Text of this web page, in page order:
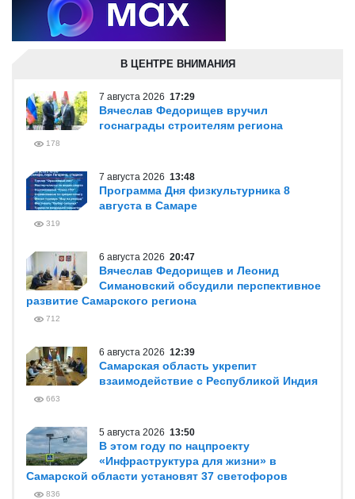
В ЦЕНТРЕ ВНИМАНИЯ
7 августа 2026 17:29
Вячеслав Федорищев вручил
госнаграды строителям региона
178
7 августа 2026 13:48
Программа Дня физкультурника 8
августа в Самаре
319
6 августа 2026 20:47
Вячеслав Федорищев и Леонид
Симановский обсудили перспективное
развитие Самарского региона
712
6 августа 2026 12:39
Самарская область укрепит
взаимодействие с Республикой Индия
663
5 августа 2026 13:50
В этом году по нацпроекту
«Инфраструктура для жизни» в
Самарской области установят 37 светофоров
836